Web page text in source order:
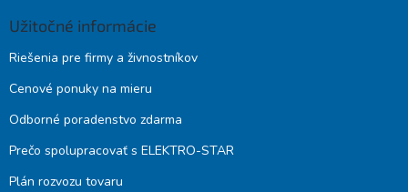
Užitočné informácie
Riešenia pre firmy a živnostníkov
Cenové ponuky na mieru
Odborné poradenstvo zdarma
Prečo spolupracovať s ELEKTRO-STAR
Plán rozvozu tovaru